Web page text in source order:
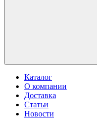
Каталог
О компании
Доставка
Статьи
Новости